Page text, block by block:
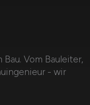
Vom Bauleiter,
- wir